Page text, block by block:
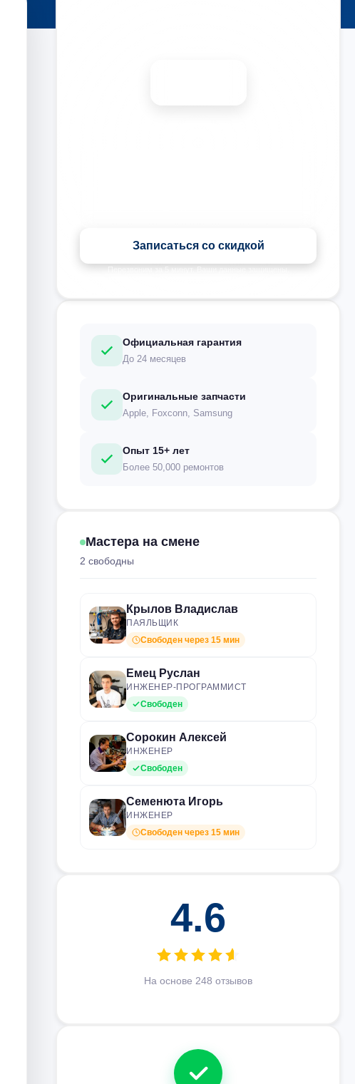
Записаться со скидкой
Перезвоним за 5 минут. Ваши данные защищены.
Официальная гарантия
До 24 месяцев
Оригинальные запчасти
Apple, Foxconn, Samsung
Опыт 15+ лет
Более 50,000 ремонтов
Мастера на смене
2 свободны
Крылов Владислав
ПАЯЛЬЩИК
Свободен через 15 мин
Емец Руслан
ИНЖЕНЕР-ПРОГРАММИСТ
Свободен
Сорокин Алексей
ИНЖЕНЕР
Свободен
Семенюта Игорь
ИНЖЕНЕР
Свободен через 15 мин
4.6
На основе 248 отзывов